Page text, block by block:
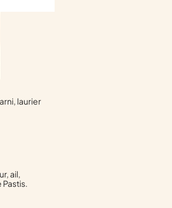
laurier
ail,